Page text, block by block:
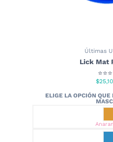
Últimas
Lick Mat
$